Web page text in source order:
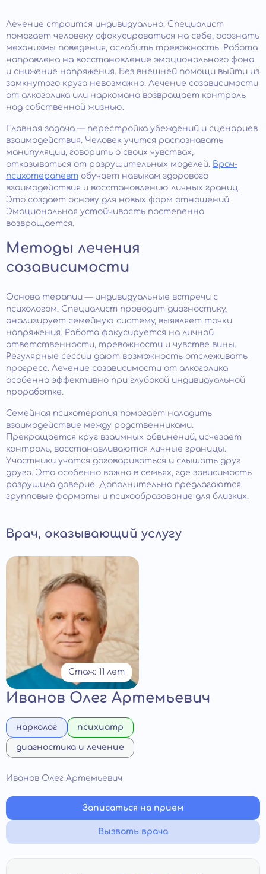
Лечение строится индивидуально. Специалист
помогает человеку сфокусироваться на себе, осознать
механизмы поведения, ослабить тревожность. Работа
направлена на восстановление эмоционального фона
и снижение напряжения. Без внешней помощи выйти из
замкнутого круга невозможно. Лечение созависимости
от алкоголика или наркомана возвращает контроль
над собственной жизнью.
Главная задача — перестройка убеждений и сценариев
взаимодействия. Человек учится распознавать
манипуляции, говорить о своих чувствах,
отказываться от разрушительных моделей. Врач-
психотерапевт обучает навыкам здорового
взаимодействия и восстановлению личных границ.
Это создает основу для новых форм отношений.
Эмоциональная устойчивость постепенно
возвращается.
Методы лечения
созависимости
Основа терапии — индивидуальные встречи с
психологом. Специалист проводит диагностику,
анализирует семейную систему, выявляет точки
напряжения. Работа фокусируется на личной
ответственности, тревожности и чувстве вины.
Регулярные сессии дают возможность отслеживать
прогресс. Лечение созависимости от алкоголика
особенно эффективно при глубокой индивидуальной
проработке.
Семейная психотерапия помогает наладить
взаимодействие между родственниками.
Прекращается круг взаимных обвинений, исчезает
контроль, восстанавливаются личные границы.
Участники учатся договариваться и слышать друг
друга. Это особенно важно в семьях, где зависимость
разрушила доверие. Дополнительно предлагаются
групповые форматы и психообразование для близких.
Врач, оказывающий услугу
Стаж: 11 лет
Иванов Олег Артемьевич
нарколог психиатр
диагностика и лечение
Иванов Олег Артемьевич
Записаться на прием
Вызвать врача